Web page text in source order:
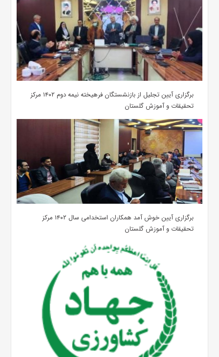
برگزاری آیین تجلیل از بازنشستگان فرهیخته نیمه دوم ۱۴۰۲ مرکز
تحقیقات و آموزش گلستان
برگزاری آیین خوش آمد همکاران استخدامی سال ۱۴۰۲ مرکز
تحقیقات و آموزش گلستان